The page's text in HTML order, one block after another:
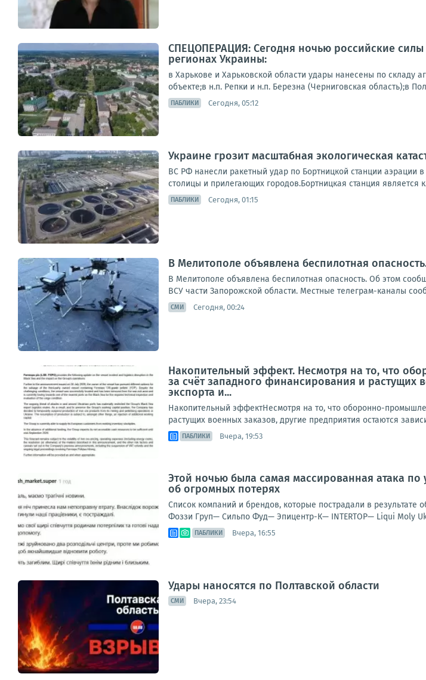
СПЕЦОПЕРАЦИЯ: Сегодня ночью российские
регионах Украины:
в Харькове и Харьковской области удары нанесены по складу
объекте;в н.п. Репки и н.п. Березна (Черниговская область);в
ПАБЛИКИ Сегодня, 05:12
Украине грозит масштабная экологическая
ВС РФ нанесли ракетный удар по Бортницкой станции аэрации
столицы и прилегающих городов.Бортницкая станция
ПАБЛИКИ Сегодня, 01:15
В Мелитополе объявлена беспилотная
В Мелитополе объявлена беспилотная опасность. Об этом
ВСУ части Запорожской области. Местные телеграм-каналы
СМИ Сегодня, 00:24
Накопительный эффект. Несмотря на то, что
за счёт западного финансирования и растущих
экспорта и...
Накопительный эффектНесмотря на то, что оборонно-
растущих военных заказов, другие предприятия остаются
ПАБЛИКИ Вчера, 19:53
Этой ночью была самая массированная атака
об огромных потерях
Список компаний и брендов, которые пострадали в
Фоззи Груп— Сильпо Фуд— Эпицентр-К— INTERTOP— Liqui Moly
ПАБЛИКИ Вчера, 16:55
Удары наносятся по Полтавской области
СМИ Вчера, 23:54